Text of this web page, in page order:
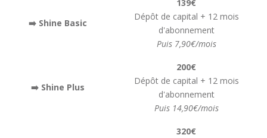
➡️ Shine Basic
139€
Dépôt de capital + 12 mois
d'abonnement
Puis 7,90€/mois
➡️ Shine Plus
200€
Dépôt de capital + 12 mois
d'abonnement
Puis 14,90€/mois
320€